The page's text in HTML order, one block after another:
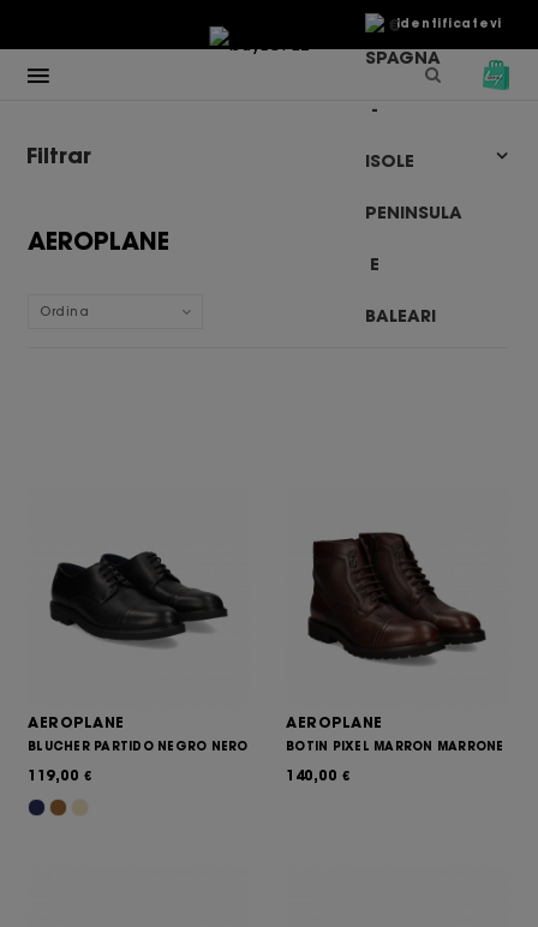
Identificatevi
€
AEROPLANE
Ordina
AEROPLANE
BLUCHER PARTIDO NEGRO NERO
119,00 €
AEROPLANE
BOTIN PIXEL MARRON MARRONE
140,00 €
Filtrar